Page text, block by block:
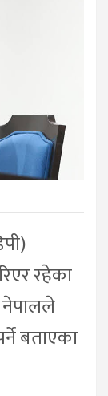
रहेका
नेपालले
बताएका